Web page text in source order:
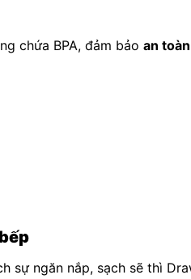
chứa BPA, đảm bảo an
sự ngăn nắp, sạch sẽ thì